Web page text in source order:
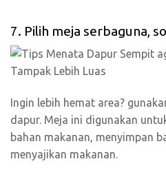
7. Pilih meja serbaguna,
Ingin lebih hemat area?
dapur. Meja ini digunakan
bahan makanan, menyimpan
menyajikan makanan.